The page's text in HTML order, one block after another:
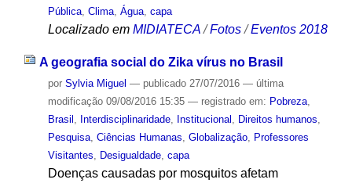
Pública, Clima, Água, capa
Localizado em MIDIATECA /Fotos /Eventos 2018
A geografia social do Zika vírus no Brasil
por Sylvia Miguel — publicado27/07/2016 — última
modificação09/08/2016 15:35 — registrado em: Pobreza,
Brasil , Interdisciplinaridade, Institucional , Direitos humanos,
Pesquisa, Ciências Humanas, Globalização, Professores
Visitantes, Desigualdade, capa
Doenças causadas por mosquitos afetam